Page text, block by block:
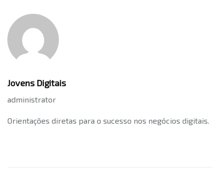
Jovens Digitais
administrator
Orientações diretas para o sucesso nos negócios digitais.